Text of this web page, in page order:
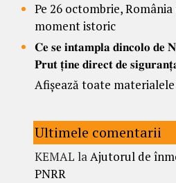
Pe 26 octombrie,
moment istoric
𝐂𝐞 𝐬𝐞 𝐢𝐧𝐭𝐚𝐦𝐩𝐥𝐚 𝐝𝐢𝐧𝐜𝐨𝐥𝐨 𝐝𝐞
𝐏𝐫𝐮𝐭 𝐭̦𝐢𝐧𝐞 𝐝𝐢𝐫𝐞𝐜𝐭 𝐝𝐞
Afișează toate
Ultimele comentarii
KEMAL laAjutorul de
PNRR